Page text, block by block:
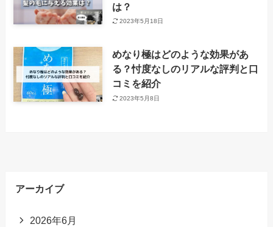
は？
2023年5月18日
めなり極はどのような効果があ
る？忖度なしのリアルな評判と口
コミを紹介
2023年5月8日
アーカイブ
2026年6月